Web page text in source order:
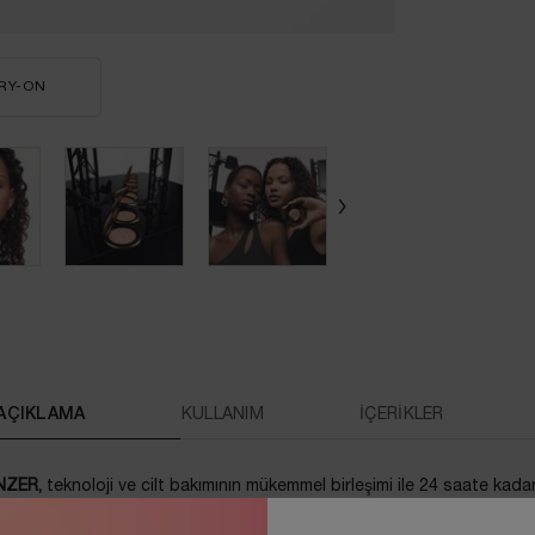
ON
KULLANIM İÇERİKLER
teknoloji ve cilt bakımının mükemmel birleşimi ile 24 saate